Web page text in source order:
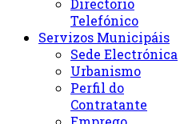
Directorio
Telefónico
Servizos Municipáis
Sede Electrónica
Urbanismo
Perfil do
Contratante